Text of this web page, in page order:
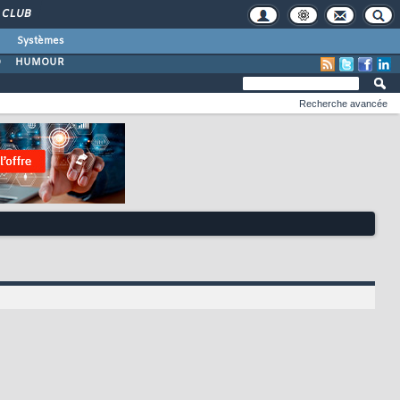
CLUB
Systèmes
HUMOUR
Recherche avancée